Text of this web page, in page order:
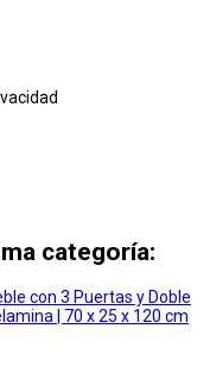
categoría: